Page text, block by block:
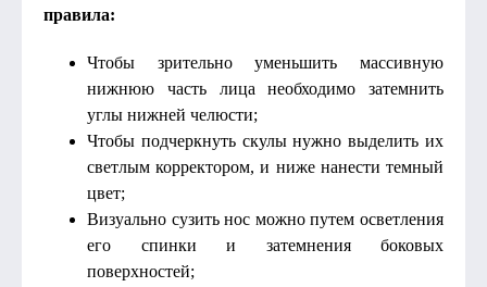
правила:
Чтобы зрительно уменьшить массивную
нижнюю часть лица необходимо затемнить
углы нижней челюсти;
Чтобы подчеркнуть скулы нужно выделить их
светлым корректором, и ниже нанести темный
цвет;
Визуально сузить нос можно путем осветления
его спинки и затемнения боковых
поверхностей;